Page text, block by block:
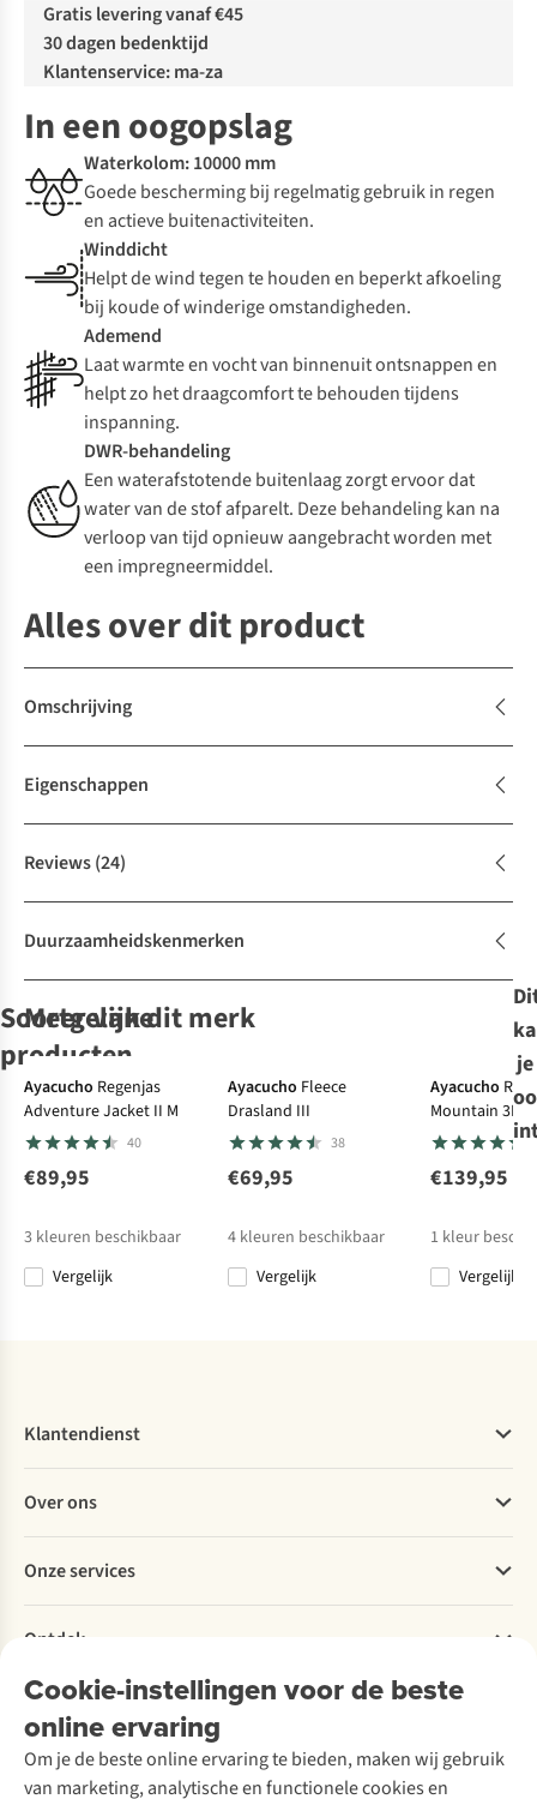
Gratis levering vanaf €45
30 dagen bedenktijd
Klantenservice: ma-za
In een oogopslag
Waterkolom: 10000 mm
Goede bescherming bij regelmatig gebruik in regen
en actieve buitenactiviteiten.
Winddicht
Helpt de wind tegen te houden en beperkt afkoeling
bij koude of winderige omstandigheden.
Ademend
Laat warmte en vocht van binnenuit ontsnappen en
helpt zo het draagcomfort te behouden tijdens
inspanning.
DWR-behandeling
Een waterafstotende buitenlaag zorgt ervoor dat
water van de stof afparelt. Deze behandeling kan na
verloop van tijd opnieuw aangebracht worden met
een impregneermiddel.
Alles over dit product
Omschrijving
Eigenschappen
Reviews(24)
Duurzaamheidskenmerken
Soortgelijke
producten
Vaude
Softshell
Jas Cyclone Me
Expert review
Jack Wolfskin
Softshell
Bornberg
Hoodie
Rab
Softshell
Jas Borealis
Hoodie
Jack Wolfskin
Softshell Jas
Skyvail Jkt M
Meer van dit merk
De keuze van A.S.
Ayacucho Regenjas
Adventure Jacket II M
40
€89,95
3 kleuren beschikbaar
Vergelijk
Ayacucho Fleece
Drasland III
38
€69,95
4 kleuren beschikbaar
Vergelijk
Ayacucho
Mountain 3L M
€139,95
1 kleur
Vergelijk
je
Cookie-instellingen voor de beste
online ervaring
Om je de beste online ervaring te bieden, maken wij gebruik
van marketing, analytische en functionele cookies en
Klantendienst
Bestellen
Betalen
Levering
Retourneren
Bestelling herroepen
Garantie
Contact
Over ons
Explore More
Verantwoord ondernemen
Over Ayacucho
Onze winkels
Over A.S.Adventure
Toegankelijkheidsverklaring
Onze services
Ski-onderhoud
Wasservice
Schoenonderhoud
Schoenherstelling
Ontdek
A.S.Magazine
Podcast
Explore Academy
Explore Camp